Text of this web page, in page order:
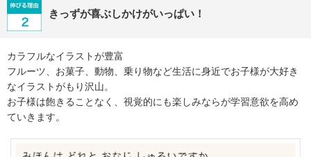
きっずが喜ぶしかけがいっぱい！
カラフルなイラストが豊富
フルーツ、お菓子、動物、乗り物など生活に身近でお子様が大好き
なイラストがもり沢山。
お子様は飽きることなく、視覚的にも楽しみならが学習意欲を高め
ていきます。